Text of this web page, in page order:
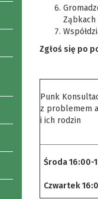
Zgłoś się po
Punk
z problemem
i ich rodzin
Środa 16:00-
Czwartek